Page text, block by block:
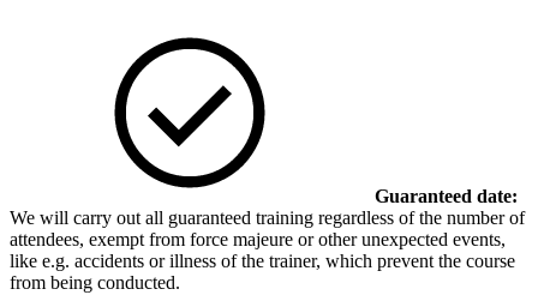
Guaranteed date:
We will carry out all guaranteed training regardless of the number of
attendees, exempt from force majeure or other unexpected events,
like e.g. accidents or illness of the trainer, which prevent the course
from being conducted.